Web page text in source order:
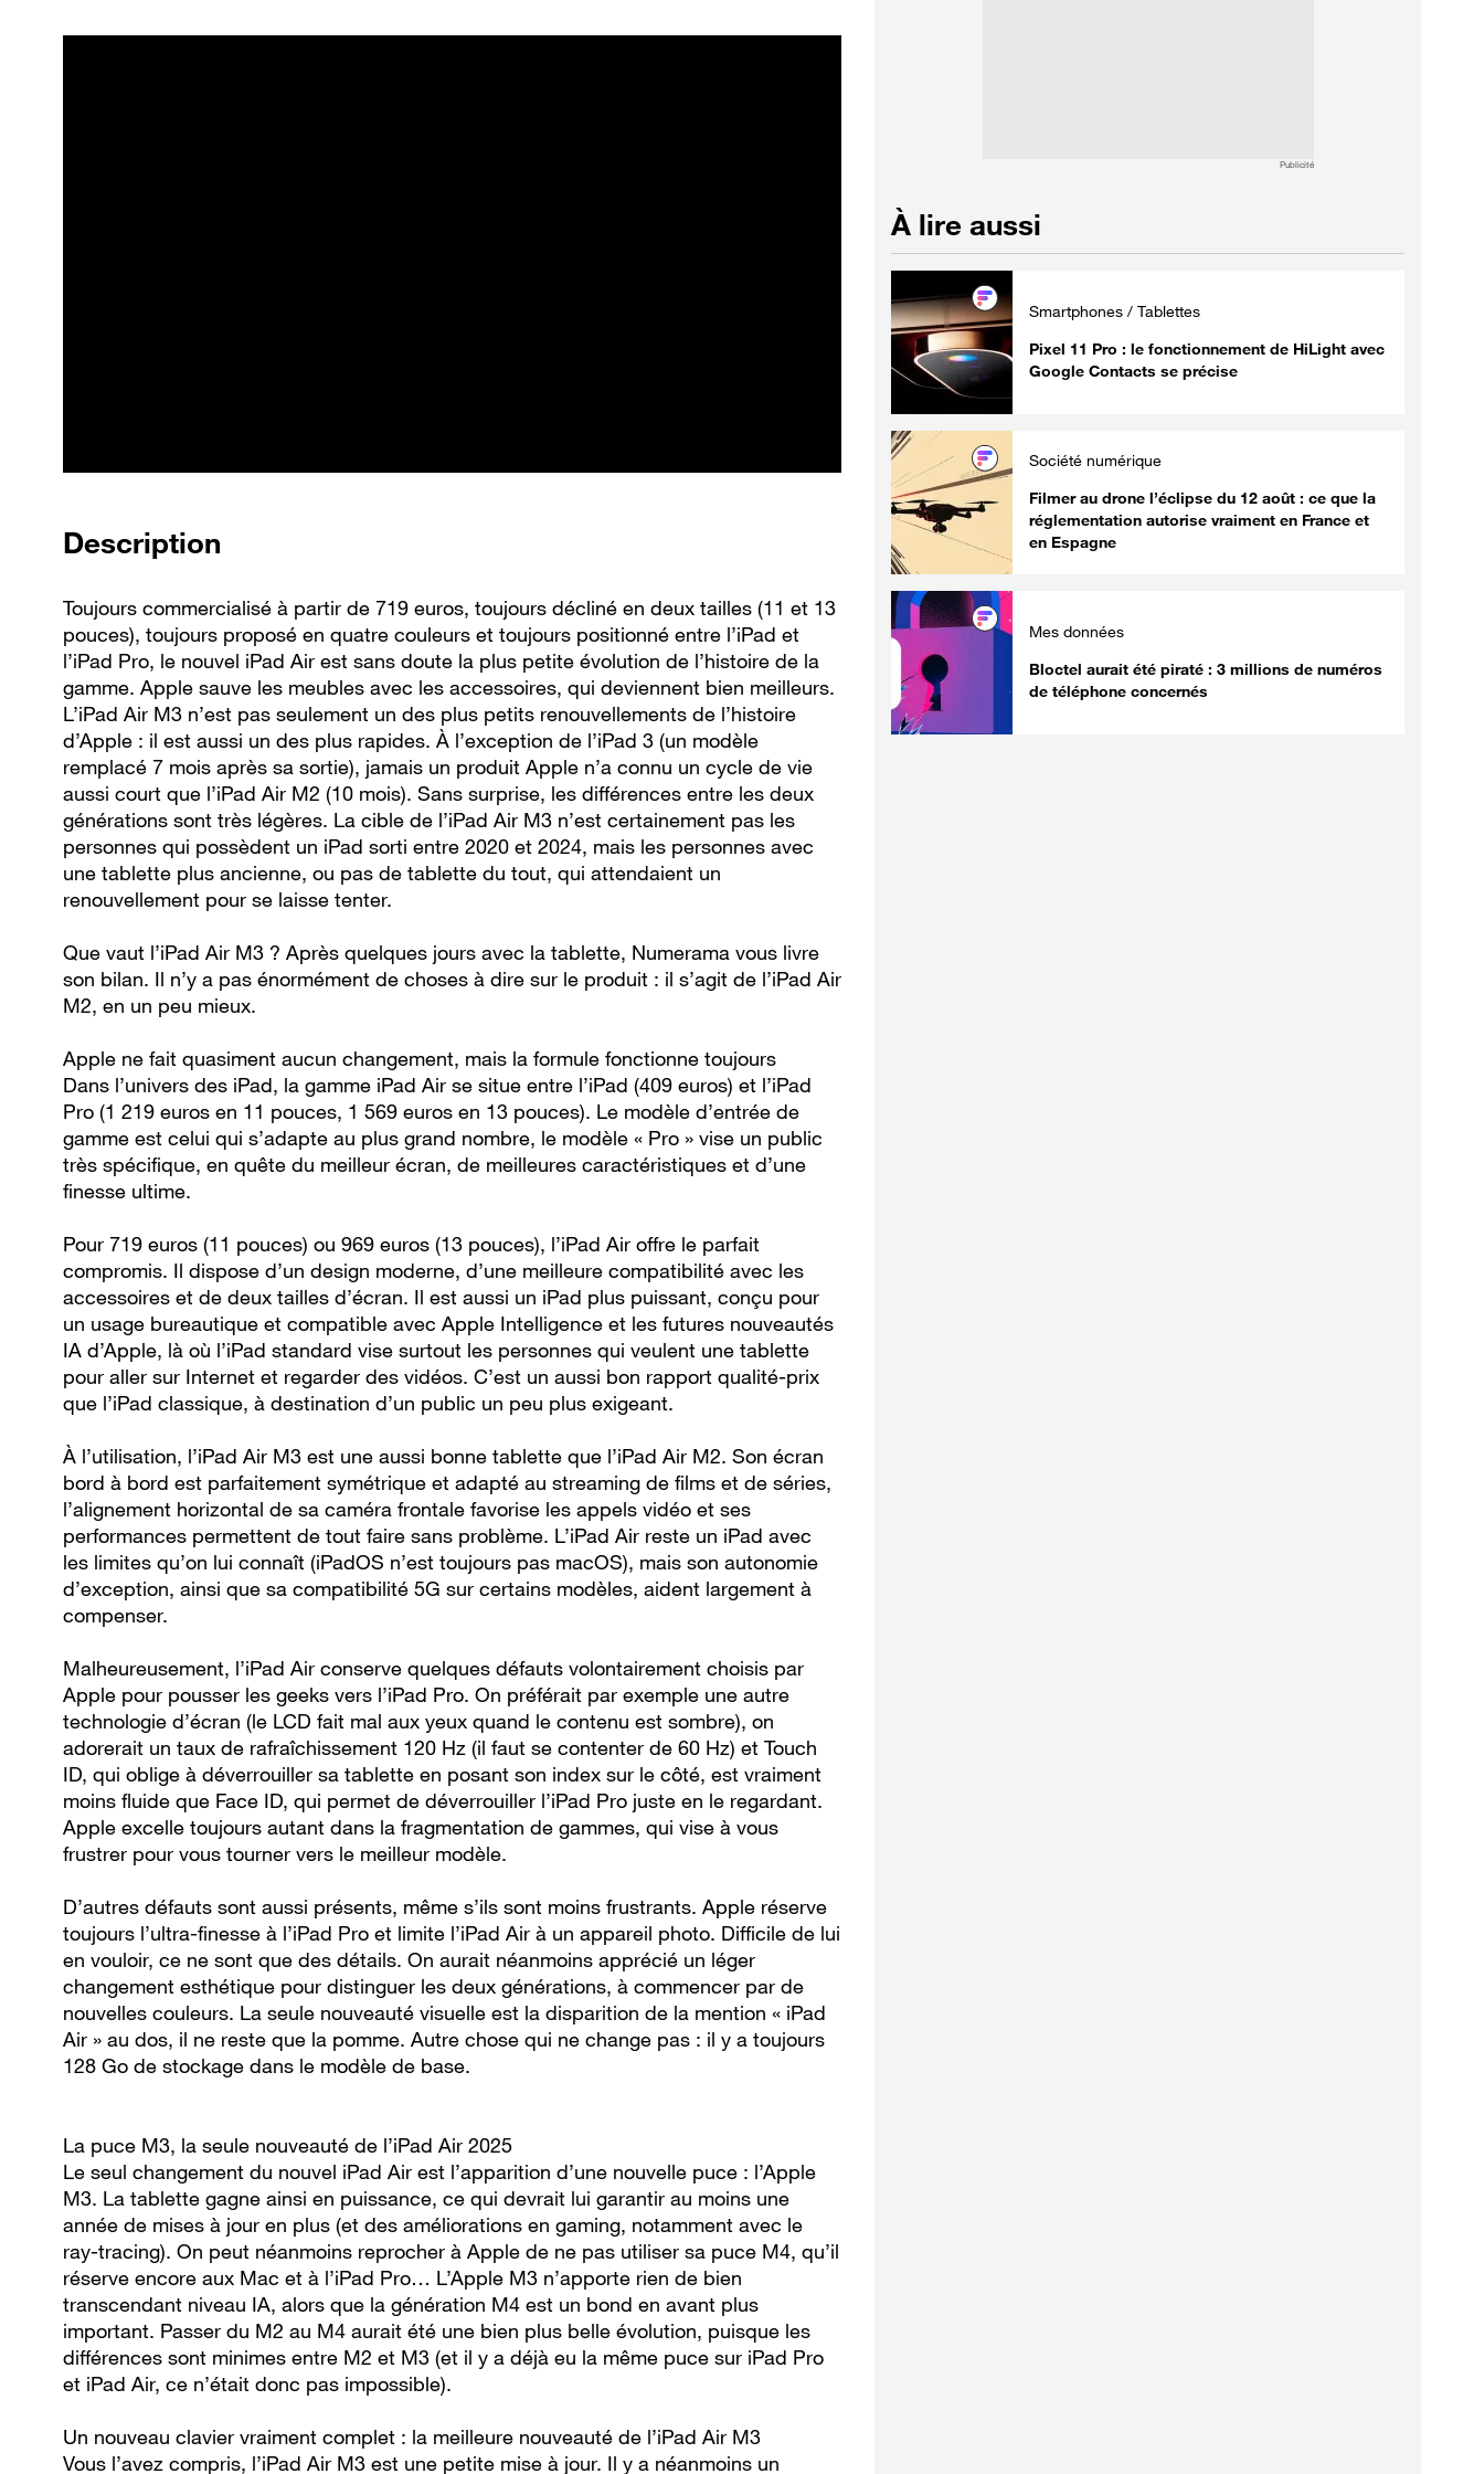
Description
Toujours commercialisé à partir de 719 euros, toujours décliné en deux tailles (11 et 13
pouces), toujours proposé en quatre couleurs et toujours positionné entre l’iPad et
l’iPad Pro, le nouvel iPad Air est sans doute la plus petite évolution de l’histoire de la
gamme. Apple sauve les meubles avec les accessoires, qui deviennent bien meilleurs.
L’iPad Air M3 n’est pas seulement un des plus petits renouvellements de l’histoire
d’Apple : il est aussi un des plus rapides. À l’exception de l’iPad 3 (un modèle
remplacé 7 mois après sa sortie), jamais un produit Apple n’a connu un cycle de vie
aussi court que l’iPad Air M2 (10 mois). Sans surprise, les différences entre les deux
générations sont très légères. La cible de l’iPad Air M3 n’est certainement pas les
personnes qui possèdent un iPad sorti entre 2020 et 2024, mais les personnes avec
une tablette plus ancienne, ou pas de tablette du tout, qui attendaient un
renouvellement pour se laisse tenter.
Que vaut l’iPad Air M3 ? Après quelques jours avec la tablette, Numerama vous livre
son bilan. Il n’y a pas énormément de choses à dire sur le produit : il s’agit de l’iPad Air
M2, en un peu mieux.
Apple ne fait quasiment aucun changement, mais la formule fonctionne toujours
Dans l’univers des iPad, la gamme iPad Air se situe entre l’iPad (409 euros) et l’iPad
Pro (1 219 euros en 11 pouces, 1 569 euros en 13 pouces). Le modèle d’entrée de
gamme est celui qui s’adapte au plus grand nombre, le modèle « Pro » vise un public
très spécifique, en quête du meilleur écran, de meilleures caractéristiques et d’une
finesse ultime.
Pour 719 euros (11 pouces) ou 969 euros (13 pouces), l’iPad Air offre le parfait
compromis. Il dispose d’un design moderne, d’une meilleure compatibilité avec les
accessoires et de deux tailles d’écran. Il est aussi un iPad plus puissant, conçu pour
un usage bureautique et compatible avec Apple Intelligence et les futures nouveautés
IA d’Apple, là où l’iPad standard vise surtout les personnes qui veulent une tablette
pour aller sur Internet et regarder des vidéos. C’est un aussi bon rapport qualité-prix
que l’iPad classique, à destination d’un public un peu plus exigeant.
À l’utilisation, l’iPad Air M3 est une aussi bonne tablette que l’iPad Air M2. Son écran
bord à bord est parfaitement symétrique et adapté au streaming de films et de séries,
l’alignement horizontal de sa caméra frontale favorise les appels vidéo et ses
performances permettent de tout faire sans problème. L’iPad Air reste un iPad avec
les limites qu’on lui connaît (iPadOS n’est toujours pas macOS), mais son autonomie
d’exception, ainsi que sa compatibilité 5G sur certains modèles, aident largement à
compenser.
Malheureusement, l’iPad Air conserve quelques défauts volontairement choisis par
Apple pour pousser les geeks vers l’iPad Pro. On préférait par exemple une autre
technologie d’écran (le LCD fait mal aux yeux quand le contenu est sombre), on
adorerait un taux de rafraîchissement 120 Hz (il faut se contenter de 60 Hz) et Touch
ID, qui oblige à déverrouiller sa tablette en posant son index sur le côté, est vraiment
moins fluide que Face ID, qui permet de déverrouiller l’iPad Pro juste en le regardant.
Apple excelle toujours autant dans la fragmentation de gammes, qui vise à vous
frustrer pour vous tourner vers le meilleur modèle.
D’autres défauts sont aussi présents, même s’ils sont moins frustrants. Apple réserve
toujours l’ultra-finesse à l’iPad Pro et limite l’iPad Air à un appareil photo. Difficile de lui
en vouloir, ce ne sont que des détails. On aurait néanmoins apprécié un léger
changement esthétique pour distinguer les deux générations, à commencer par de
nouvelles couleurs. La seule nouveauté visuelle est la disparition de la mention « iPad
Air » au dos, il ne reste que la pomme. Autre chose qui ne change pas : il y a toujours
128 Go de stockage dans le modèle de base.
La puce M3, la seule nouveauté de l’iPad Air 2025
Le seul changement du nouvel iPad Air est l’apparition d’une nouvelle puce : l’Apple
M3. La tablette gagne ainsi en puissance, ce qui devrait lui garantir au moins une
année de mises à jour en plus (et des améliorations en gaming, notamment avec le
ray-tracing). On peut néanmoins reprocher à Apple de ne pas utiliser sa puce M4, qu’il
réserve encore aux Mac et à l’iPad Pro… L’Apple M3 n’apporte rien de bien
transcendant niveau IA, alors que la génération M4 est un bond en avant plus
important. Passer du M2 au M4 aurait été une bien plus belle évolution, puisque les
différences sont minimes entre M2 et M3 (et il y a déjà eu la même puce sur iPad Pro
et iPad Air, ce n’était donc pas impossible).
Un nouveau clavier vraiment complet : la meilleure nouveauté de l’iPad Air M3
Vous l’avez compris, l’iPad Air M3 est une petite mise à jour. Il y a néanmoins un
Publicité
À lire aussi
Smartphones / Tablettes
Pixel 11 Pro : le fonctionnement de HiLight avec
Google Contacts se précise
Société numérique
Filmer au drone l’éclipse du 12 août : ce que la
réglementation autorise vraiment en France et
en Espagne
Mes données
Bloctel aurait été piraté : 3 millions de numéros
de téléphone concernés